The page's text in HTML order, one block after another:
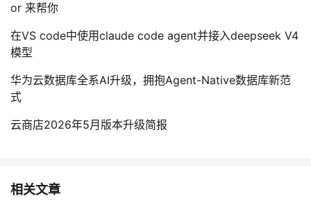
or 来帮你
在VS code中使用claude code agent并接入deepseek V4
模型
华为云数据库全系AI升级，拥抱Agent-Native数据库新范
式
云商店2026年5月版本升级简报
相关文章